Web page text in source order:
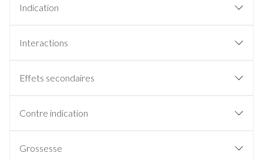
Indication
Interactions
Effets secondaires
Contre indication
Grossesse